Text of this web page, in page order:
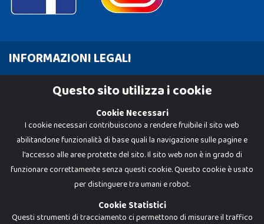
INFORMAZIONI LEGALI
Cookie PolicyQuesto sito utilizza i cookie
Cookie Necessari
I cookie necessari contribuiscono a rendere fruibile il sito web
abilitandone funzionalità di base quali la navigazione sulle pagine e
l'accesso alle aree protette del sito. Il sito web non è in grado di
funzionare correttamente senza questi cookie. Questo cookie è usato
per distinguere tra umani e robot.
Cookie Statistici
Questi strumenti di tracciamento ci permettono di misurare il traffico